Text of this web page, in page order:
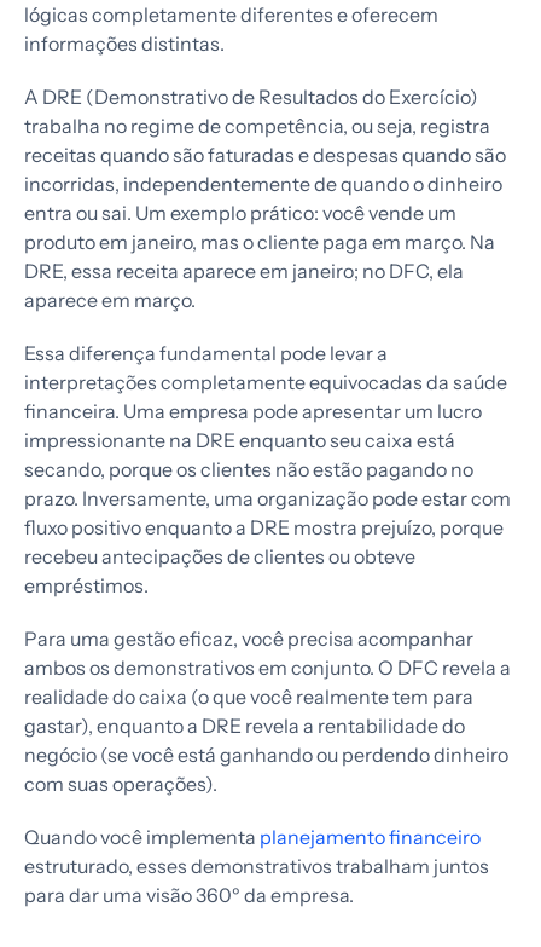
lógicas completamente diferentes e oferecem
informações distintas.
A DRE (Demonstrativo de Resultados do Exercício)
trabalha no regime de competência, ou seja, registra
receitas quando são faturadas e despesas quando são
incorridas, independentemente de quando o dinheiro
entra ou sai. Um exemplo prático: você vende um
produto em janeiro, mas o cliente paga em março. Na
DRE, essa receita aparece em janeiro; no DFC, ela
aparece em março.
Essa diferença fundamental pode levar a
interpretações completamente equivocadas da saúde
financeira. Uma empresa pode apresentar um lucro
impressionante na DRE enquanto seu caixa está
secando, porque os clientes não estão pagando no
prazo. Inversamente, uma organização pode estar com
fluxo positivo enquanto a DRE mostra prejuízo, porque
recebeu antecipações de clientes ou obteve
empréstimos.
Para uma gestão eficaz, você precisa acompanhar
ambos os demonstrativos em conjunto. O DFC revela a
realidade do caixa (o que você realmente tem para
gastar), enquanto a DRE revela a rentabilidade do
negócio (se você está ganhando ou perdendo dinheiro
com suas operações).
Quando você implementa planejamento financeiro
estruturado, esses demonstrativos trabalham juntos
para dar uma visão 360º da empresa.